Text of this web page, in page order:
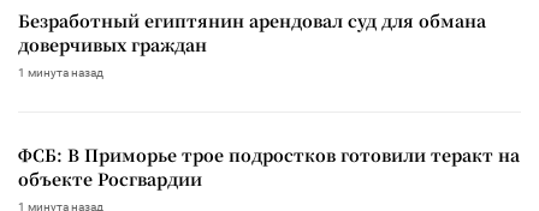
Безработный египтянин арендовал суд для обмана
доверчивых граждан
1 минута назад
ФСБ: В Приморье трое подростков готовили теракт на
объекте Росгвардии
1 минута назад